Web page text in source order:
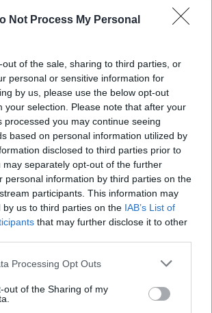
Not Process My Personal
out of the sale, sharing to third parties, or
personal or sensitive information for
by us, please use the below opt-out
your selection. Please note that after your
processed you may continue seeing
based on personal information utilized by
disclosed to third parties prior to
may separately opt-out of the further
personal information by third parties on the
participants. This information may
by us to third parties on the IAB’s List of
that may further disclose it to other
website/app uses one or more Google
visit or usage behaviour. You may click to
to Google and its third-party tags to
Processing Opt Outs
out of the Sharing of my
στην Βαρσοβία
που ένα ταξίδι στη Βαρσοβία πρέπει να βρίσκεται σε